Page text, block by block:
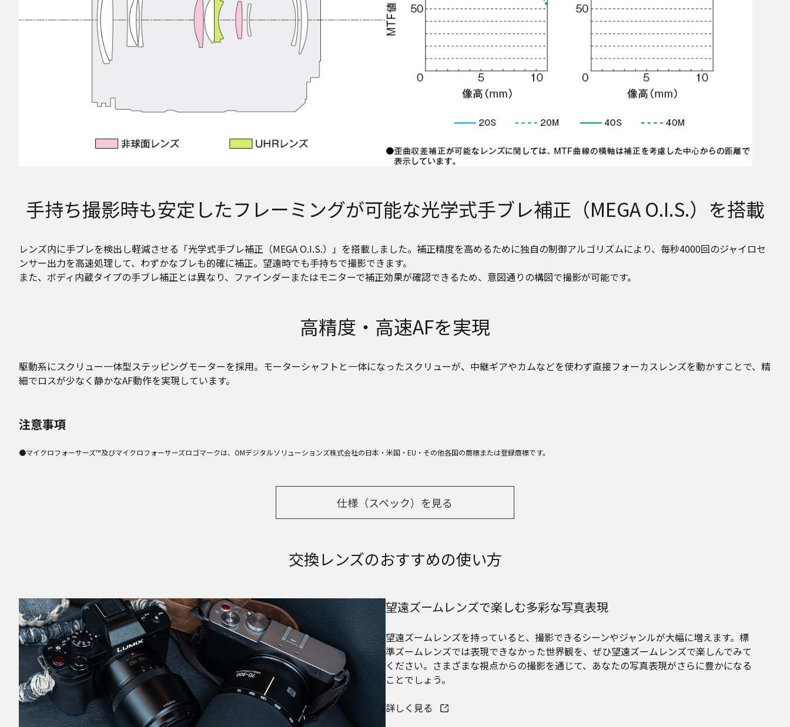
手持ち撮影時も安定したフレーミングが可能な光学式手ブレ補正（MEGA O.I.S.）を搭載
レンズ内に手ブレを検出し軽減させる「光学式手ブレ補正（MEGA O.I.S.）」を搭載しました。補正精度を高めるために独自の制御アルゴリズムにより、毎秒4000回のジャイロセ
ンサー出力を高速処理して、わずかなブレも的確に補正。望遠時でも手持ちで撮影できます。
また、ボディ内蔵タイプの手ブレ補正とは異なり、ファインダーまたはモニターで補正効果が確認できるため、意図通りの構図で撮影が可能です。
高精度・高速AFを実現
駆動系にスクリュー一体型ステッピングモーターを採用。モーターシャフトと一体になったスクリューが、中継ギアやカムなどを使わず直接フォーカスレンズを動かすことで、精
細でロスが少なく静かなAF動作を実現しています。
注意事項
●マイクロフォーサーズ™及びマイクロフォーサーズロゴマークは、OMデジタルソリューションズ株式会社の日本・米国・EU・その他各国の商標または登録商標です。
仕様（スペック）を見る
交換レンズのおすすめの使い方
望遠ズームレンズで楽しむ多彩な写真表現
望遠ズームレンズを持っていると、撮影できるシーンやジャンルが大幅に増えます。標
準ズームレンズでは表現できなかった世界観を、ぜひ望遠ズームレンズで楽しんでみて
ください。さまざまな視点からの撮影を通じて、あなたの写真表現がさらに豊かになる
ことでしょう。
詳しく見る